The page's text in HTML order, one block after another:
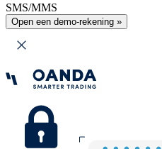
SMS/MMS
Open een demo-rekening »